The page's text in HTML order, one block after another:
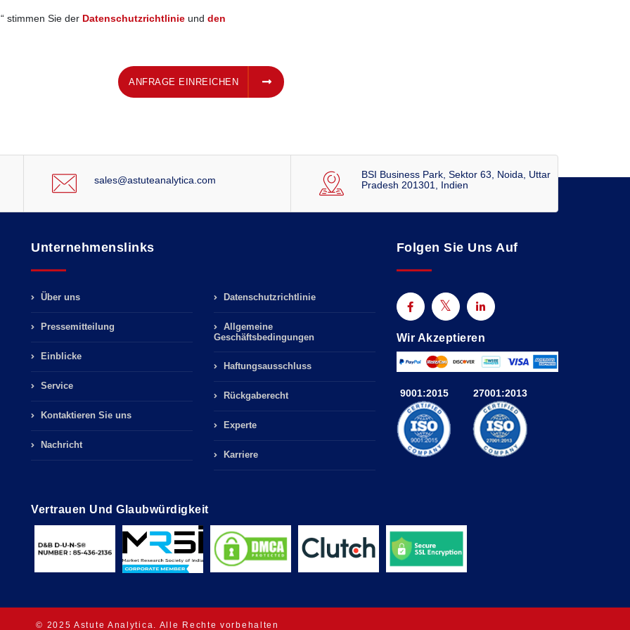
stimmen Sie der Datenschutzrichtlinie undden
ANFRAGE EINREICHEN
sales@astuteanalytica.com
BSI Business Park, Sektor 63, Noida, Uttar
Pradesh 201301, Indien
Unternehmenslinks
Über uns
Pressemitteilung
Einblicke
Service
Kontaktieren Sie uns
Nachricht
Datenschutzrichtlinie
Allgemeine
Geschäftsbedingungen
Haftungsausschluss
Rückgaberecht
Experte
Karriere
Folgen Sie Uns Auf
Wir Akzeptieren
9001:2015 27001:2013
Vertrauen Und Glaubwürdigkeit
© 2025 Astute Analytica. Alle Rechte vorbehalten